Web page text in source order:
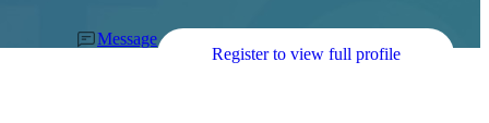
Message
Register to view full profile